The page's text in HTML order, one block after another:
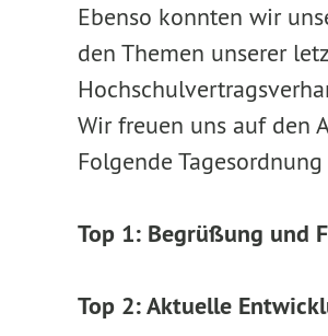
Ebenso konnten wir
den Themen unserer
Wir freuen uns auf den
Folgende
Top 1: Begrüßung und
Top 2: Aktuelle